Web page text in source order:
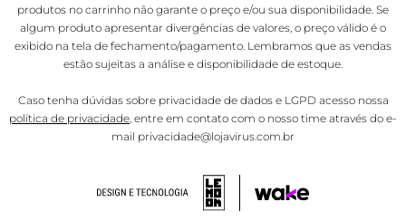
produtos no carrinho não garante o preço e/ou sua disponibilidade. Se
algum produto apresentar divergências de valores, o preço válido é o
exibido na tela de fechamento/pagamento. Lembramos que as vendas
estão sujeitas a análise e disponibilidade de estoque.
Caso tenha dúvidas sobre privacidade de dados e LGPD acesso nossa
política de privacidade, entre em contato com o nosso time através do e-
mail privacidade@lojavirus.com.br